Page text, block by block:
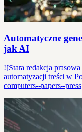
Automatyczne
jak AI
![Stara redakcja
automatyzacji treści w
computers--papers--